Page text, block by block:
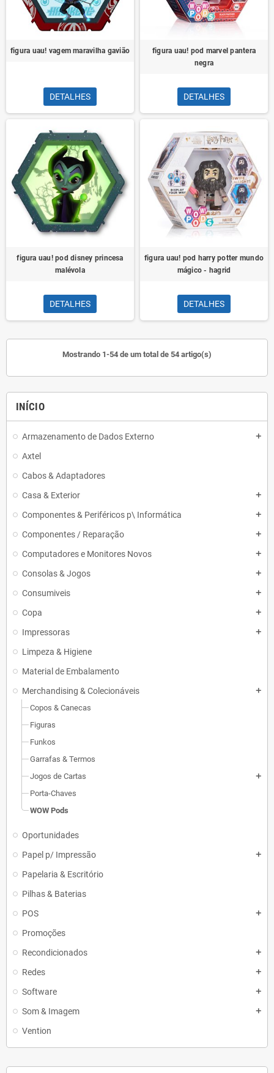
INÍCIO
Armazenamento de Dados Externo add
Axtel
Cabos & Adaptadores
Casa & Exterior
add
Componentes & Periféricos p\ Informática add
Componentes / Reparação add
Computadores e Monitores Novos add
Consolas & Jogos add
Consumiveis add
Copa add
Impressoras add
Limpeza & Higiene
Material de Embalamento
Merchandising & Colecionáveis
add
Copos & Canecas
Figuras
Funkos
Garrafas & Termos
Jogos de Cartas
add
Porta-Chaves
WOW Pods
Oportunidades
Papel p/ Impressão
add
Papelaria & Escritório
Pilhas & Baterias
POS
add
Promoções
Recondicionados
add
Redes add
Software add
Som & Imagem add
Vention
figura uau! vagem maravilha gavião
DETALHES
figura uau! pod marvel pantera
negra
DETALHES
figura uau! pod disney princesa
malévola
DETALHES
figura uau! pod harry potter mundo
mágico - hagrid
DETALHES
Mostrando 1-54 de um total de 54 artigo(s)